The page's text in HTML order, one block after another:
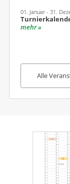
01. Januar - 31.
mehr
Alle